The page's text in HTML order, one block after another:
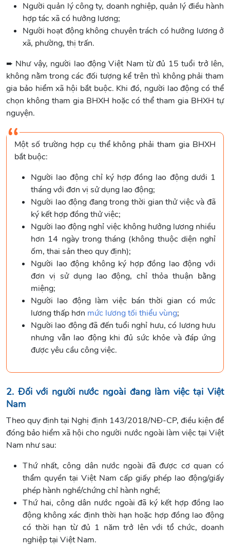
Người quản lý công ty, doanh nghiệp, quản lý điều hành
hợp tác xã có hưởng lương;
Người hoạt động không chuyên trách có hưởng lương ở
xã, phường, thị trấn.
➨ Như vậy, người lao động Việt Nam từ đủ 15 tuổi trở lên,
không nằm trong các đối tượng kể trên thì không phải tham
gia bảo hiểm xã hội bắt buộc. Khi đó, người lao động có thể
chọn không tham gia BHXH hoặc có thể tham gia BHXH tự
nguyện.
Một số trường hợp cụ thể không phải tham gia BHXH
bắt buộc:
Người lao động chỉ ký hợp đồng lao động dưới 1
tháng với đơn vị sử dụng lao động;
Người lao động đang trong thời gian thử việc và đã
ký kết hợp đồng thử việc;
Người lao động nghỉ việc không hưởng lương nhiều
hơn 14 ngày trong tháng (không thuộc diện nghỉ
ốm, thai sản theo quy định);
Người lao động không ký hợp đồng lao động với
đơn vị sử dụng lao động, chỉ thỏa thuận bằng
miệng;
Người lao động làm việc bán thời gian có mức
lương thấp hơn mức lương tối thiểu vùng;
Người lao động đã đến tuổi nghỉ hưu, có lương hưu
nhưng vẫn lao động khi đủ sức khỏe và đáp ứng
được yêu cầu công việc.
2. Đối với người nước ngoài đang làm việc tại Việt
Nam
Theo quy định tại Nghị định 143/2018/NĐ-CP, điều kiện để
đóng bảo hiểm xã hội cho người nước ngoài làm việc tại Việt
Nam như sau:
Thứ nhất, công dân nước ngoài đã được cơ quan có
thẩm quyền tại Việt Nam cấp giấy phép lao động/giấy
phép hành nghề/chứng chỉ hành nghề;
Thứ hai, công dân nước ngoài đã ký kết hợp đồng lao
động không xác định thời hạn hoặc hợp đồng lao động
có thời hạn từ đủ 1 năm trở lên với tổ chức, doanh
nghiệp tại Việt Nam.